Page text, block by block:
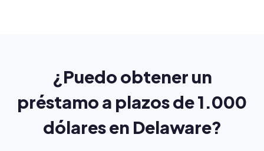
¿Puedo obtener un
préstamo a plazos de 1.000
dólares en Delaware?